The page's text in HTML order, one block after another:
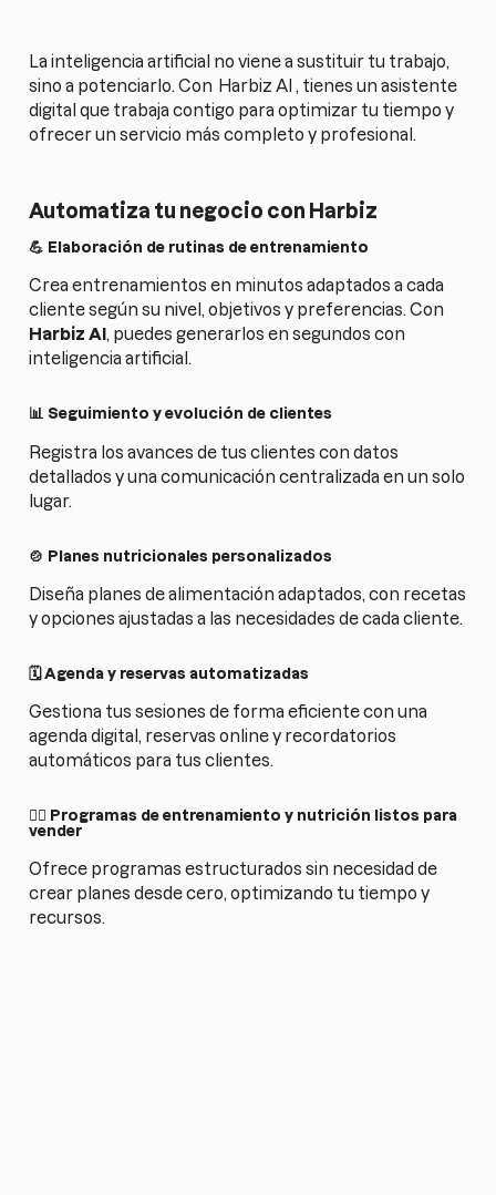
La inteligencia artificial no viene a sustituir tu trabajo,
sino a potenciarlo. Con Harbiz AI , tienes un asistente
digital que trabaja contigo para optimizar tu tiempo y
ofrecer un servicio más completo y profesional.
Automatiza tu negocio con Harbiz
💪 Elaboración de rutinas de entrenamiento
Crea entrenamientos en minutos adaptados a cada
cliente según su nivel, objetivos y preferencias. Con
Harbiz AI, puedes generarlos en segundos con
inteligencia artificial.
📊 Seguimiento y evolución de clientes
Registra los avances de tus clientes con datos
detallados y una comunicación centralizada en un solo
lugar.
🍲 Planes nutricionales personalizados
Diseña planes de alimentación adaptados, con recetas
y opciones ajustadas a las necesidades de cada cliente.
🗓 Agenda y reservas automatizadas
Gestiona tus sesiones de forma eficiente con una
agenda digital, reservas online y recordatorios
automáticos para tus clientes.
🏋️‍♂️ Programas de entrenamiento y nutrición listos para
vender
Ofrece programas estructurados sin necesidad de
crear planes desde cero, optimizando tu tiempo y
recursos.